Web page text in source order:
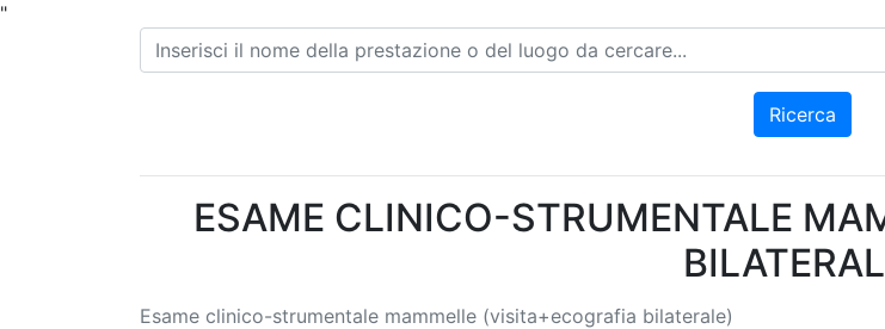
"
Ricerca
Ricerca
ESAME CLINICO-STRUMENTALE
Esame clinico-strumentale mammelle (visita+ecografia bilaterale)